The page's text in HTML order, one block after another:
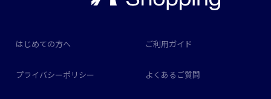
はじめての方へ ご利用ガイド
プライバシーポリシー よくあるご質問